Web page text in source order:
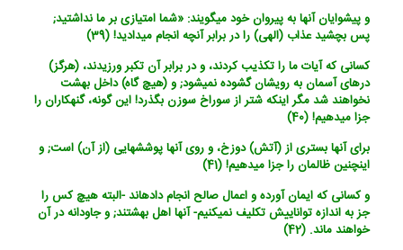
و پیشوایان آنها به پیروان خود می‏گویند: «شما امتیازی بر ما نداشتید;
پس بچشید عذاب (الهی) را در برابر آنچه انجام می‏دادید! (39)
کسانی که آیات ما را تکذیب کردند، و در برابر آن تکبر ورزیدند، (هرگز)
درهای آسمان به رویشان گشوده نمی‏شود; و (هیچ گاه) داخل بهشت
نخواهند شد مگر اینکه شتر از سوراخ سوزن بگذرد! این گونه، گنهکاران را
جزا می‏دهیم! (40)
برای آنها بستری از (آتش) دوزخ، و روی آنها پوششهایی (از آن) است; و
اینچنین ظالمان را جزا میدهیم! (41)
و کسانی که ایمان آورده و اعمال صالح انجام داده‏اند -البته هیچ کس را
جز به اندازه تواناییش تکلیف نمی‏کنیم- آنها اهل بهشتند; و جاودانه در آن
خواهند ماند. (42)